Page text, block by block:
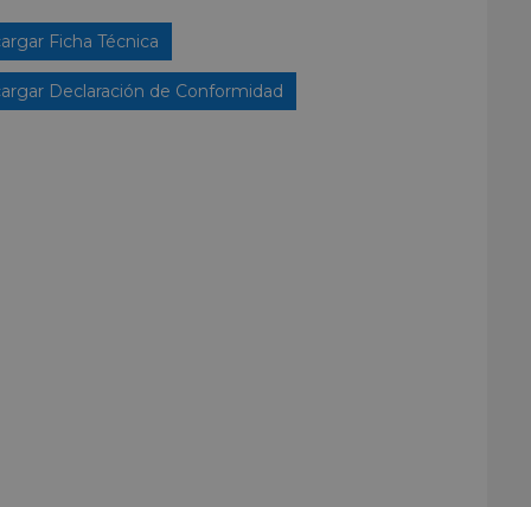
Ficha Técnica
Declaración de Conformidad